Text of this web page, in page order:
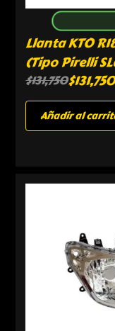
Llanta KTO
(Tipo Pirelli
$131,750$131,750
Añadir al